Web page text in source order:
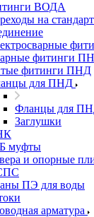
ВОДА
на
фитинги
фитинги ПНД
для ПНД
Фланцы для
Заглушки
муфты
и опорные
ПЭ для воды
арматура